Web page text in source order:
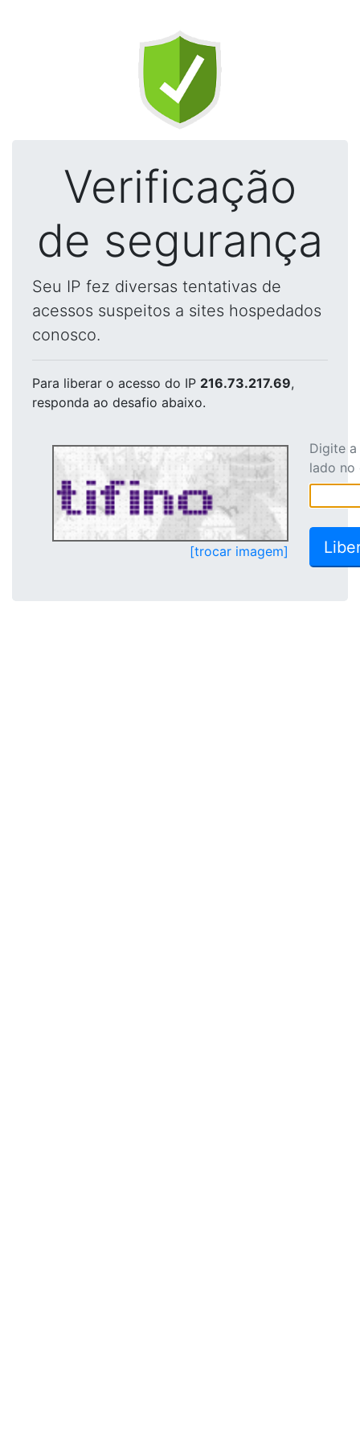
Verificação
de segurança
Seu IP fez diversas tentativas de
acessos suspeitos a sites hospedados
conosco.
Para liberar o acesso do IP 216.73.217.69,
responda ao desafio abaixo.
[trocar imagem]
Digite
lado no